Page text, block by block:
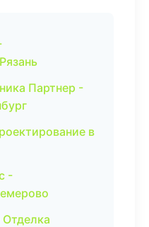
Партнер -
в
-